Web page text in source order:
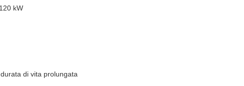
kW
di vita prolungata